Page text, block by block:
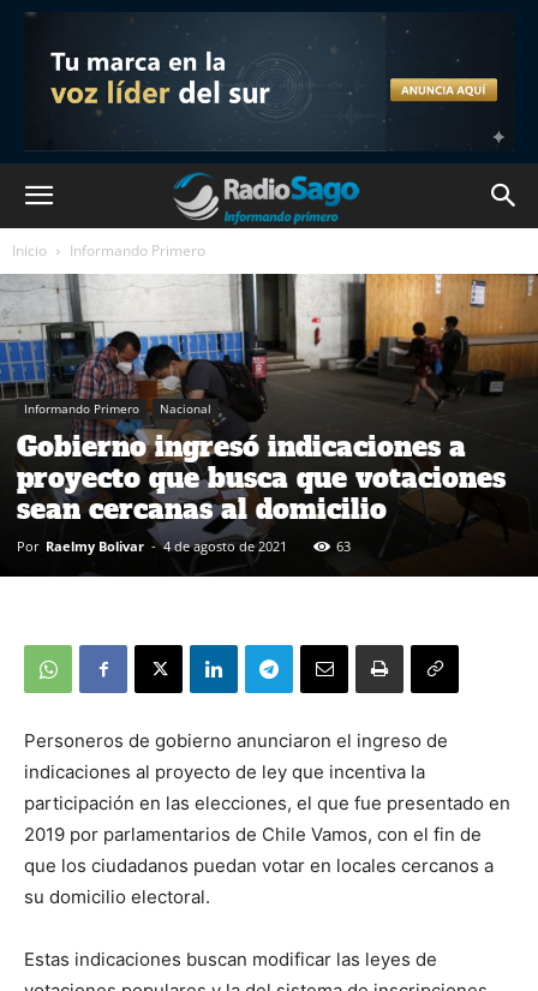
Inicio Informando Primero
Informando Primero Nacional
Gobierno ingresó indicaciones a
proyecto que busca que votaciones
sean cercanas al domicilio
Por Raelmy Bolivar - 4 de agosto de 2021 63
Personeros de gobierno anunciaron el ingreso de
indicaciones al proyecto de ley que incentiva la
participación en las elecciones, el que fue presentado en
2019 por parlamentarios de Chile Vamos, con el fin de
que los ciudadanos puedan votar en locales cercanos a
su domicilio electoral.
Estas indicaciones buscan modificar las leyes de